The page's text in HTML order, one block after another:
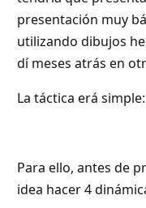
presentación muy
utilizando dibujos
dí meses atrás en
La táctica erá
Para ello, antes de
idea hacer 4